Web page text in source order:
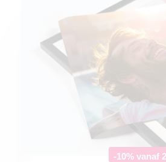
-10% vanaf